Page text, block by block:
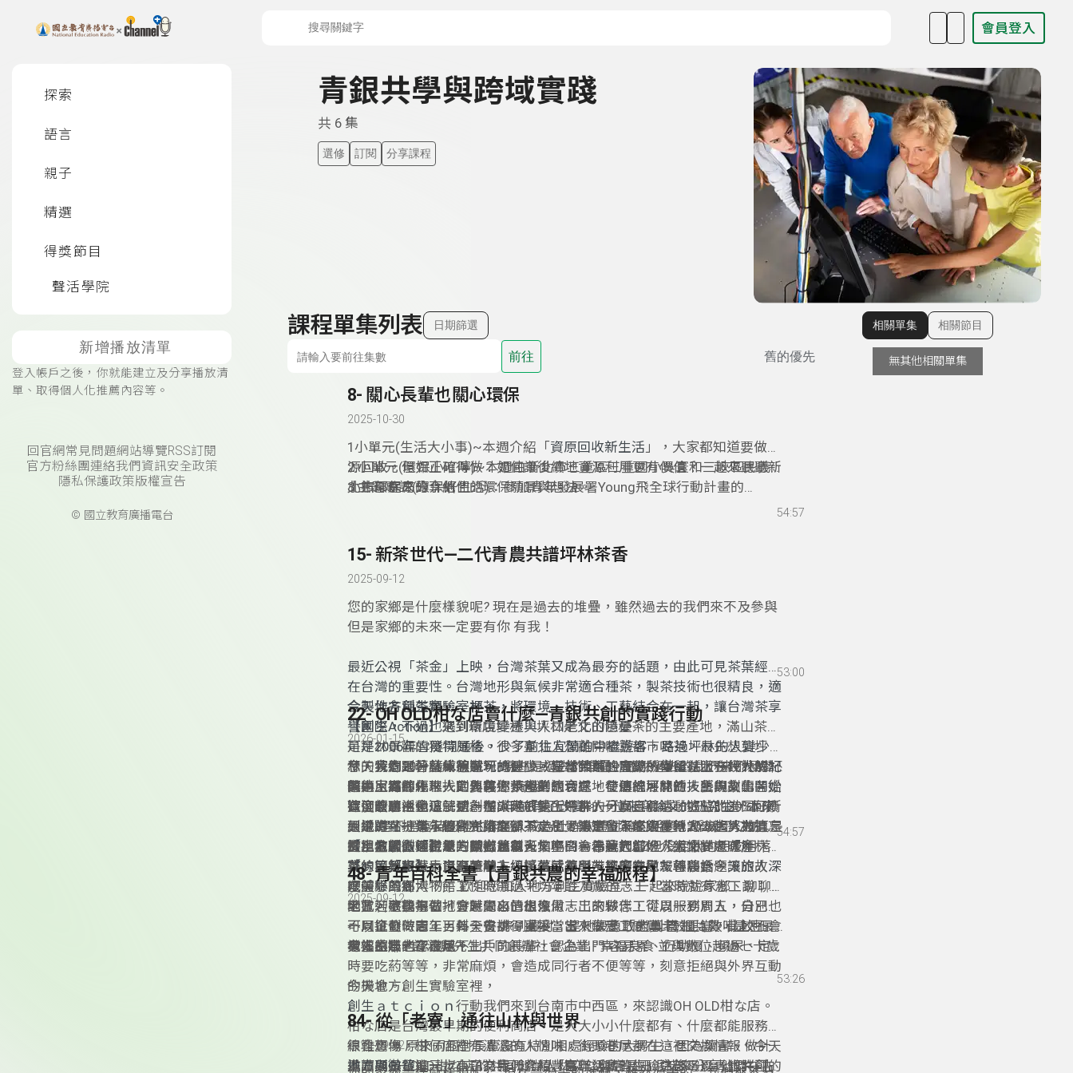
上方功能區塊 會員登入
探索
語言
親子
精選
得獎節目
聲活學院
新增播放清單
登入帳戶之後，你就能建立及分享播放清
單、取得個人化推薦內容等。
回官網常見問題網站導覽RSS訂閱
官方粉絲團連絡我們 資訊安全政策
隱私保護政策版權宣告
© 國立教育廣播電台
青銀共學與跨域實踐
共 6 集
選修 訂閱 分享課程
課程單集列表 日期篩選
前往 舊的優先
8- 關心長輩也關心環保
2025-10-30
1小單元(生活大小事)~本週介紹「資原回收新生活」，大家都知道要做資
源回收，但如正確得做？如何讓後續地資源利用更有價值？一起來聽聽新
北市環保局的介紹。
2.小單元(環保小叮嚀)~本週由新北市三重區三重國小吳寰和三峽區民義國
小熊郁庭來分享他們的環保願景與想法。
3.主題專訪(環保好生活)：參加青年發展署Young飛全球行動計畫的
用剩食為媒介，串起兩代的連結關係。
54:57
15- 新茶世代—二代青農共譜坪林茶香
2025-09-12
您的家鄉是什麼樣貌呢? 現在是過去的堆疊，雖然過去的我們來不及參與
但是家鄉的未來一定要有你 有我！
最近公視「茶金」上映，台灣茶葉又成為最夯的話題，由此可見茶葉經濟
在台灣的重要性。台灣地形與氣候非常適合種茶，製茶技術也很精良，適
合製作各種茶類，一杯茶，將環境、技術、工藝結合在一起，讓台灣茶享
譽國際，不過也遇到環境變遷與人口老化的隱憂。
今天地方創生實驗室裡，
【創生Action】來到新店坪林，坪林是文山包種茶的主要產地，滿山茶園
是坪林景觀的獨特風格。很多臺北人想離開喧囂都巿喝茶，最先想到坪
林，大約20分鐘車程就可抵達，或是當作前往宜蘭的中繼站，在坪林喝杯
茶再上路。
可是2006年雪隧開通後，少了前往宜蘭的中繼遊客，路過坪林的人變少
了，特意到坪林休憩遊玩的更少。坪林榮華的歷史，僅留在上一代人的記
憶中。高齡化、人口外移、茶產業的衰退，使傳統坪林的技藝與文化開始
有了斷層。但這一切，在8年前有了改變。一位來寫論文的研究生，本來
只是蹲點一年，但寫完論文卻不走了！決定留下來跟在地人一起努力打
拚；他創立「金瓜三號」農創人文空間，串連起當地「人文」、「產
業」、「自然」資源，融入坪溪生活美學，推廣在地友善農食，讓旅人深
度體驗茶鄉。
今天我們跟著蔡威德到坪林體驗，當年因為想實踐所學，以服務設計解決
問題、又在坪林找到與故鄉類似的親切感，在這裡展開新人生的故事，從
這個故事裡也理解到一個人走很快，一群人可以走很遠，這位北港囝仔所
組織的在地青年夥伴，推展新茶文化，讓更多人能夠重新認識這片被遺忘
的土地，創造嶄新的茶鄉風貌。
阿德用城鄉經理人的角色逐步規劃適合在地發展的可能性，所規劃的各種
深度體驗活動，就是為了讓人「愛上坪林」，而且將活動收益的30%回饋
到地方，打造永續的村落經濟。小風覺得這位年輕人獲得2020大人物真是
實至名歸。
歡迎收聽由金瓜三號創辦人蔡威德所帶來的分享。
【地方顯微鏡】地方顯微鏡單元，小白會為我們好好介紹坪林還有坪林
茶，等等跟著小白來瞭解。
【線民報報】馬上跟著地方線民蔡威德所帶來的線民報報開始今天的故事
吧~
在美好的周六下午 歡迎您加入地方創生實驗室，一起來說說家鄉、聊聊
地方，參與每個地方對未來的想像
＊歡迎收聽＊
53:00
22- OH OLD柑な店賣什麼—青銀共創的實踐行動
2026-01-15
您的家鄉是什麼樣貌呢? 現在是過去的堆疊，雖然過去的我們來不及參
與，
但是家鄉的未來一定要有你 有我！
最近 是不是疫苗認證的年輕人成為社群軟體討論的話題，所以打AZ的朋
友用症狀的輕微來判斷自己有多年輕～～看著打AZ但沒症狀的朋友用落
莫的口氣來表示自己是老人，接著就有朋友留言安慰，轉移話題。
這裡呈現一個現象，變老，很可怕嗎？為什麼大部份人害怕變老呢?
以前小風在博物館工作時帶過平均年齡70歲的志工，當時就有志工說：人
老了若不找事做，會感覺自己很沒用，出來做志工可以服務別人，自己也
可以打發時間。另外一位說得直接：出來做志工感覺比較正當，比較不會
被人家嫌老了沒用。
因此，這些抱著打發時間心情出來做志工的夥伴，從周一到周五，分別在
不同單位做志工，每天安排得妥妥當當。享受 「老莫老, 擱ａ效哺土豆」
老當益壯的存在感。
另外小風也認識足不出戶的長輩，認為出門 容易累、行動慢、頻尿、定
時要吃葯等等，非常麻煩，會造成同行者不便等等，刻意拒絕與外界互動
的機會。
今天地方創生實驗室裡，
創生ａｔｃｉｏｎ 行動我們來到台南巿中西區，來認識OH OLD柑な店。
柑な店是台灣最早期的便利商店，是大大小小什麼都有、什麼都能服務的
綜合賣場，柑仔店裡有濃濃的人情味，街頭巷尾都在這裡交換情報。今天
邀請到OH OLD柑な店的共同創辦人林奕仁與店長王泯諾來分享他們在古
很難想像 原來兩個對長輩沒有特別相處經驗的大男生，因為讀書、做計
畫而與長輩進一步有了交集，累積豐富辦活動的經驗之後，以青銀共創的
地方顯微鏡單元，小白為我們介紹「高年級實習生」這部電影，也許可以
54:57
48- 青年百科全書【青銀共農的幸福旅程】
2025-09-12
一月企劃：青年百科全書 嫁到農村，是她最勇敢的事 青銀共農，是她最
幸福的事 - 詩涵與先生共同創辦社會企業 - 幸福良食 並與數位超過七十歲
的老農打造「幸福千千歲」品牌 希望以友善耕作的方式，種出吃了會幸
福偷笑的食物 讓土地永續，讓幸福延續 - 兩個不同時代的人們，如何從磨
合到建立合作關係? 來聽聽詩涵的動人故事吧!
53:26
84- 從「老寮」通往山林與世界
2025-09-12
顯示相關單集
相關單集 相關節目
無其他相關單集